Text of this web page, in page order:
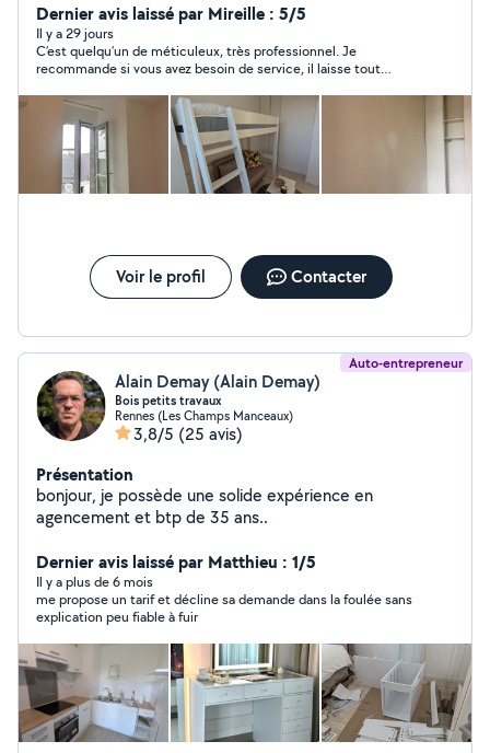
Passionné par mon métier, j'ai à cœur de satisfaire mes
clients et de leurs proposer des solutions adaptées à
leurs besoins. J'accorde une grande importance à la
qualité des matériaux, à la préparation des supports et
aux finitions, pour un résultat propre, durable et
conforme à vos attentes. Force de proposition, par un
accompagnement honnête et personnalisé de A à Z, je
vous conseille dans vos choix, et je suis votre unique
interlocuteur du devis à la réalisation. Je m'engage sur
et des clients satisfaits. Les prestations proposées :
Peinture et enduit décoratif Pose de papier peint Pose
d'éléments décoratifs (décors en staff, parements) Sols
Dernier avis laissé par Mireille : 5/5
Il y a 29 jours
C’est quelqu’un de méticuleux, très professionnel. Je
recommande si vous avez besoin de service, il laisse tout
Voir le profil Contacter
Auto-entrepreneur
Alain Demay (Alain Demay)
Bois petits travaux
Rennes (Les Champs Manceaux)
3,8/5 (25 avis)
Présentation
bonjour, je possède une solide expérience en
agencement et btp de 35 ans..
Dernier avis laissé par Matthieu : 1/5
Il y a plus de 6 mois
me propose un tarif et décline sa demande dans la foulée sans
explication peu fiable à fuir